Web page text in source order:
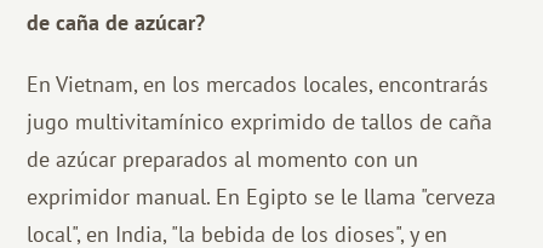
de caña de azúcar?
En Vietnam, en los mercados locales, encontrarás
jugo multivitamínico exprimido de tallos de caña
de azúcar preparados al momento con un
exprimidor manual. En Egipto se le llama "cerveza
local", en India, "la bebida de los dioses", y en